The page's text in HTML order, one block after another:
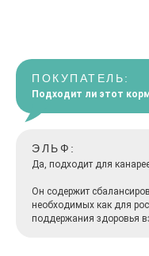
ПОКУПАТЕЛЬ:
Подходит ли этот
ЭЛЬФ:
Да, подходит для
Он содержит
необходимых как для
поддержания здоровья